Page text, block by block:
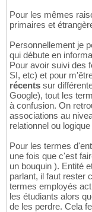
Pour les mêmes
primaires et
Personnellement je
qui débute en
Pour avoir suivi des
SI, etc) et pour
récents sur
Google), tout les
à confusion. On
associations au
relationnel ou
Pour les termes
une fois que c'est
un bouquin ). Entité
parlant, il faut rester
termes employés
les étudiants alors
de les perdre. Cela